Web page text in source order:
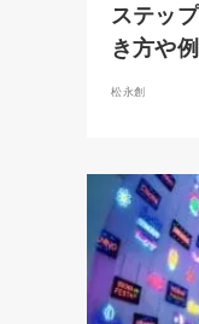
ステッ
き方や
松永創